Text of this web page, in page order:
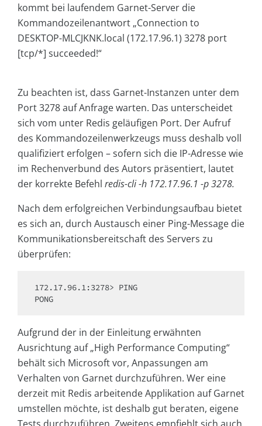
kommt bei laufendem Garnet-Server die
Kommandozeilenantwort „Connection to
DESKTOP-MLCJKNK.local (172.17.96.1) 3278 port
[tcp/*] succeeded!“
Zu beachten ist, dass Garnet-Instanzen unter dem
Port 3278 auf Anfrage warten. Das unterscheidet
sich vom unter Redis geläufigen Port. Der Aufruf
des Kommandozeilenwerkzeugs muss deshalb voll
qualifiziert erfolgen – sofern sich die IP-Adresse wie
im Rechenverbund des Autors präsentiert, lautet
der korrekte Befehl redis-cli -h 172.17.96.1 -p 3278.
Nach dem erfolgreichen Verbindungsaufbau bietet
es sich an, durch Austausch einer Ping-Message die
Kommunikationsbereitschaft des Servers zu
überprüfen:
172.17.96.1:3278> PING
Aufgrund der in der Einleitung erwähnten
Ausrichtung auf „High Performance Computing“
behält sich Microsoft vor, Anpassungen am
Verhalten von Garnet durchzuführen. Wer eine
derzeit mit Redis arbeitende Applikation auf Garnet
umstellen möchte, ist deshalb gut beraten, eigene
Tests durchzuführen. Zweitens empfiehlt sich auch